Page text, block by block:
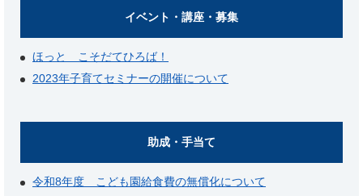
イベント・講座・募集
ほっと こそだてひろば！
2023年子育てセミナーの開催について
助成・手当て
令和8年度 こども園給食費の無償化について